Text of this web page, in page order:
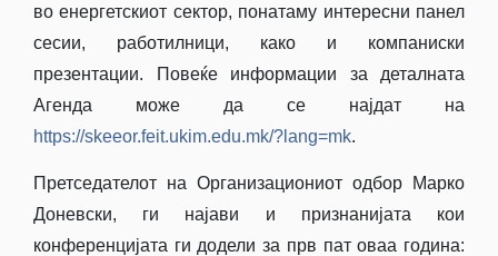
во енергетскиот сектор, понатаму интересни панел
сесии, работилници, како и компаниски
презентации. Повеќе информации за деталната
Агенда може да се најдат на
https://skeeor.feit.ukim.edu.mk/?lang=mk.
Претседателот на Организациониот одбор Марко
Доневски, ги најави и признанијата кои
конференцијата ги додели за прв пат оваа година: